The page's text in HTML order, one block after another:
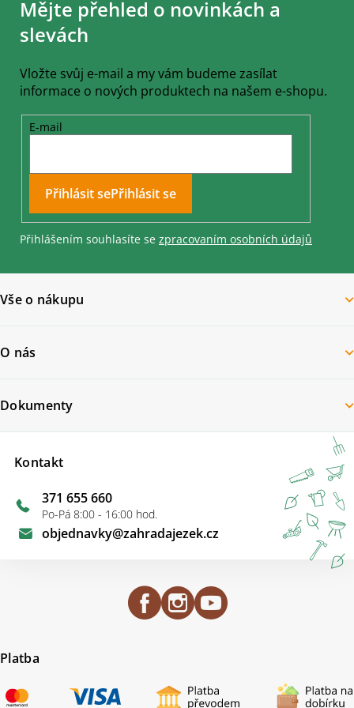
Mějte přehled o novinkách a
slevách
Vložte svůj e-mail a my vám budeme zasílat
informace o nových produktech na našem e-shopu.
E-mail
Přihlásit se
Přihlášením souhlasíte se zpracovaním osobních údajů
Vše o nákupu
O nás
Kontakt
objednavky@zahradajezek.cz
371 655 660
Po-Pá 8:00 - 16:00 hod.
Dokumenty
Platba